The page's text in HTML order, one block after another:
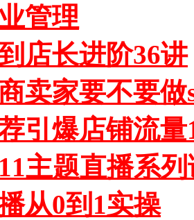
管理
店长进阶36讲
卖家要不要做
引爆店铺流量
主题直播系列
从0到1实操